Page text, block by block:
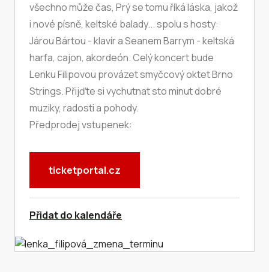
všechno může čas, Prý se tomu říká láska, jakož
i nové písně, keltské balady... spolu s hosty:
Járou Bártou - klavír a Seanem Barrym - keltská
harfa, cajon, akordeón. Celý koncert bude
Lenku Filipovou provázet smyčcový oktet Brno
Strings. Přijďte si vychutnat sto minut dobré
muziky, radosti a pohody.
Předprodej vstupenek:
ticketportal.cz
Přidat do kalendáře